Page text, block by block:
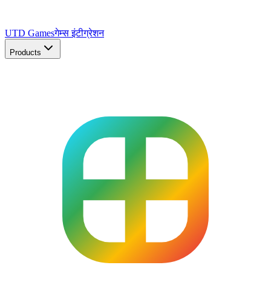
UTD Gamesगेम्स इंटीग्रेशन
Products